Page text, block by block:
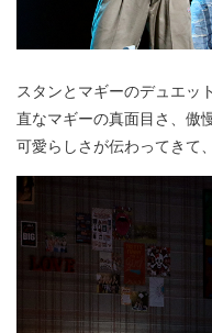
スタンとマギーのデュエッ
直なマギーの真面目さ、傲
可愛らしさが伝わってきて